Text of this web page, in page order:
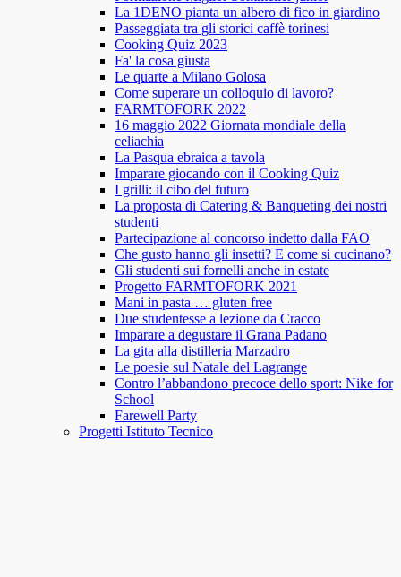
La 1DENO pianta un albero di fico in giardino
Passeggiata tra gli storici caffè torinesi
Cooking Quiz 2023
Fa' la cosa giusta
Le quarte a Milano Golosa
Come superare un colloquio di lavoro?
FARMTOFORK 2022
16 maggio 2022 Giornata mondiale della
celiachia
La Pasqua ebraica a tavola
Imparare giocando con il Cooking Quiz
I grilli: il cibo del futuro
La proposta di Catering & Banqueting dei nostri
studenti
Partecipazione al concorso indetto dalla FAO
Che gusto hanno gli insetti? E come si cucinano?
Gli studenti sui fornelli anche in estate
Progetto FARMTOFORK 2021
Mani in pasta … gluten free
Due studentesse a lezione da Cracco
Imparare a degustare il Grana Padano
La gita alla distilleria Marzadro
Le poesie sul Natale del Lagrange
Contro l’abbandono precoce dello sport: Nike for
School
Farewell Party
Progetti Istituto Tecnico